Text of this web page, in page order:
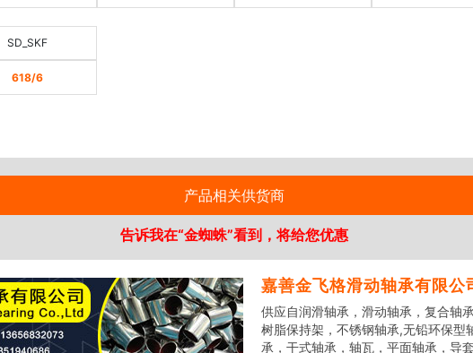
SD_SKF
618/6
产品相关供货商
告诉我在“金蜘蛛”看到，将给您优惠
嘉善金飞格滑动轴承有限公
供应自润滑轴承，滑动轴承，复合轴
树脂保持架，不锈钢轴承,无铅环保型
承，干式轴承，轴瓦，平面轴承，导